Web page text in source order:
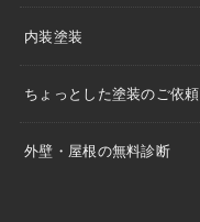
内装塗装
ちょっとした塗装のご依頼
外壁・屋根の無料診断